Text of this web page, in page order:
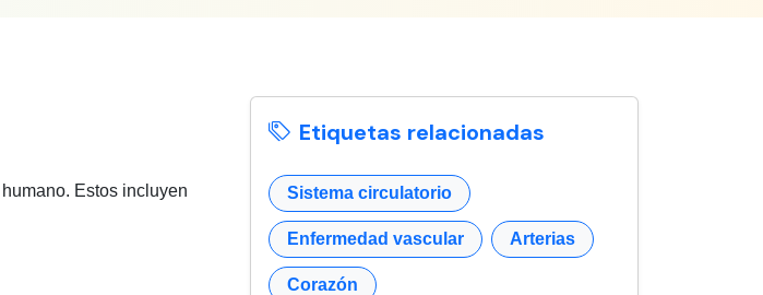
Estos incluyen
Etiquetas relacionadas
Sistema circulatorio
Enfermedad vascular Arterias
Corazón